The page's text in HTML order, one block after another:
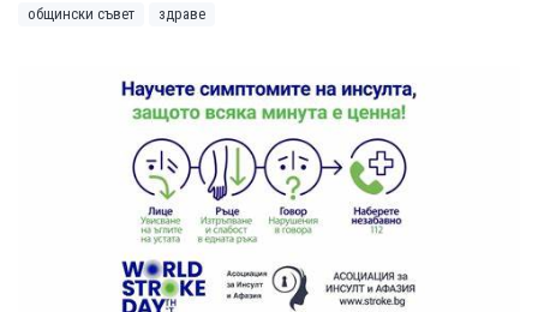
общински съвет здраве